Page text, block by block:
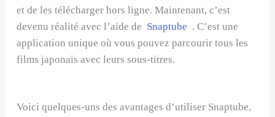
et de les télécharger hors ligne. Maintenant, c’est
devenu réalité avec l’aide de Snaptube . C’est une
application unique où vous pouvez parcourir tous les
films japonais avec leurs sous-titres.
Voici quelques-uns des avantages d’utiliser Snaptube,